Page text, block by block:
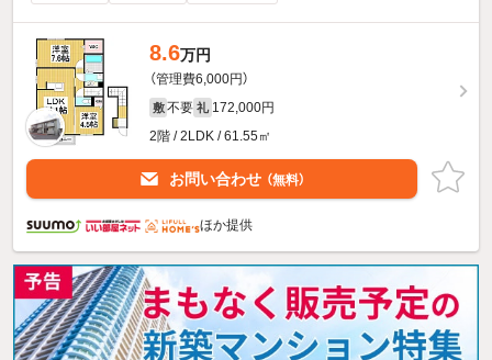
8.6万円
（管理費6,000円）
敷 不要 礼 172,000円
2階 / 2LDK / 61.55㎡
お問い合わせ （無料）
ほか提供